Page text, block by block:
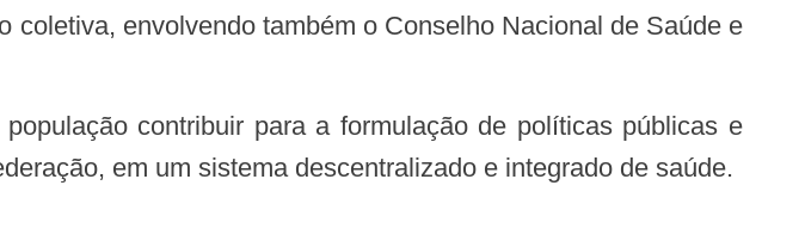
envolvendo também o Conselho Nacional de Saúde e
em um sistema descentralizado e integrado de saúde.